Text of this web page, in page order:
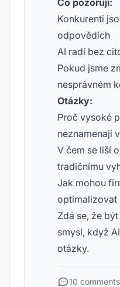
Co pozoruji:
Konkurenti
odpovědích
AI radí bez
Pokud jsme
nesprávném
Otázky:
Proč vysoké
neznamenají
V čem se liší
tradičnímu
Jak mohou
optimalizovat
Zdá se, že
smysl, když
otázky.
10 comments